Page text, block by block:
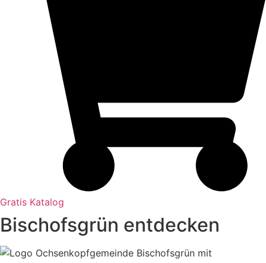
Gratis Katalog
Bischofsgrün entdecken